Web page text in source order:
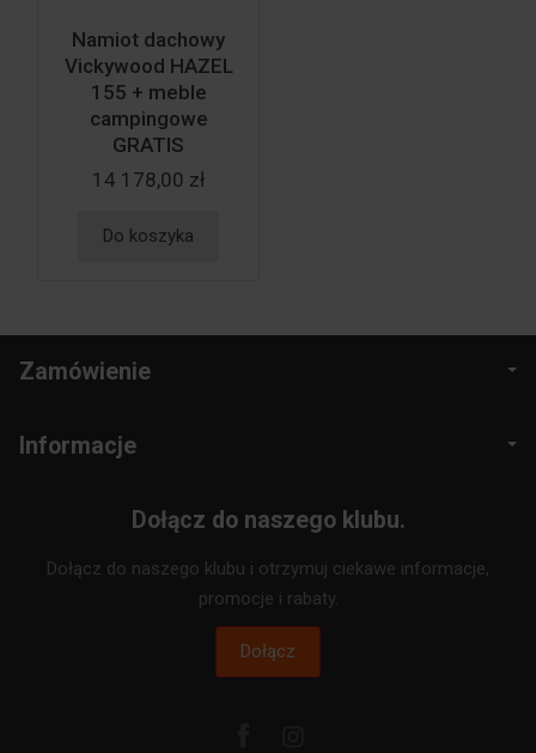
Namiot dachowy
Vickywood HAZEL
155 + meble
campingowe
GRATIS
14 178,00 zł
Do koszyka
Zamówienie
Informacje
Dołącz do naszego klubu.
Dołącz do naszego klubu i otrzymuj ciekawe informacje,
promocje i rabaty.
Dołącz